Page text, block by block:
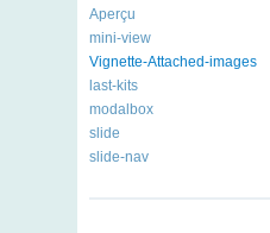
Aperçu
mini-view
Vignette-Attached-images
last-kits
modalbox
slide
slide-nav